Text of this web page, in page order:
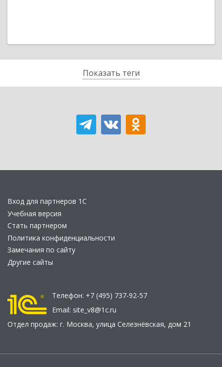
Показать теги
Вход для партнеров 1С
Учебная версия
Стать партнером
Политика конфиденциальности
Замечания по сайту
Другие сайты
Телефон: +7 (495) 737-92-57
Email: site_v8@1c.ru
Отдел продаж: г. Москва, улица Селезнёвская, дом 21